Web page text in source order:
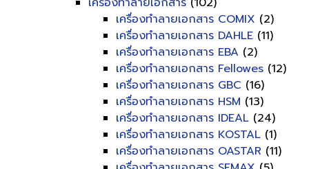
เครื่องทำลายเอกสาร COMIX (2)
เครื่องทำลายเอกสาร DAHLE (11)
เครื่องทำลายเอกสาร EBA (2)
เครื่องทำลายเอกสาร Fellowes (12)
เครื่องทำลายเอกสาร GBC (16)
เครื่องทำลายเอกสาร HSM (13)
เครื่องทำลายเอกสาร IDEAL (24)
เครื่องทำลายเอกสาร KOSTAL (1)
เครื่องทำลายเอกสาร OASTAR (11)